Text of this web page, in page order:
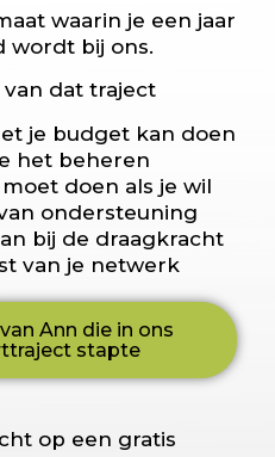
waarin je een jaar
wordt bij ons.
dat traject
je budget kan doen
het beheren
doen als je wil
ondersteuning
bij de draagkracht
van je netwerk
Ann die in ons
stapte
op een gratis